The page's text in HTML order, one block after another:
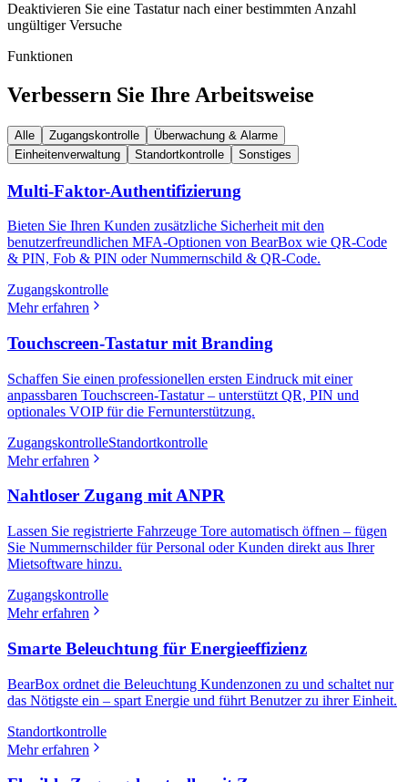
Deaktivieren Sie eine Tastatur nach einer bestimmten Anzahl
ungültiger Versuche
Funktionen
Verbessern Sie Ihre Arbeitsweise
Alle Zugangskontrolle
Überwachung & Alarme
Einheitenverwaltung
Standortkontrolle Sonstiges
Multi-Faktor-Authentifizierung
Bieten Sie Ihren Kunden zusätzliche Sicherheit mit den
benutzerfreundlichen MFA-Optionen von BearBox wie QR-Code
& PIN, Fob & PIN oder Nummernschild & QR-Code.
Zugangskontrolle
Mehr erfahren
Touchscreen-Tastatur mit Branding
Schaffen Sie einen professionellen ersten Eindruck mit einer
anpassbaren Touchscreen-Tastatur – unterstützt QR, PIN und
optionales VOIP für die Fernunterstützung.
ZugangskontrolleStandortkontrolle
Mehr erfahren
Nahtloser Zugang mit ANPR
Lassen Sie registrierte Fahrzeuge Tore automatisch öffnen – fügen
Sie Nummernschilder für Personal oder Kunden direkt aus Ihrer
Mietsoftware hinzu.
Zugangskontrolle
Mehr erfahren
Smarte Beleuchtung für Energieeffizienz
BearBox ordnet die Beleuchtung Kundenzonen zu und schaltet nur
das Nötigste ein – spart Energie und führt Benutzer zu ihrer Einheit.
Standortkontrolle
Mehr erfahren